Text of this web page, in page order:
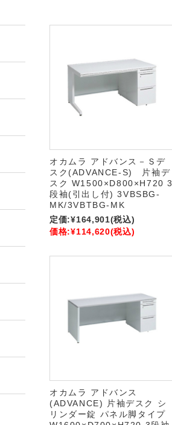
オカムラ アドバンス－Ｓデ
スク(ADVANCE-S) 片袖デ
スク W1500×D800×H720 3
段袖(引出し付) 3VBSBG-
MK/3VBTBG-MK
定価:¥164,901(税込)
価格:¥114,620(税込)
オカムラ アドバンス
(ADVANCE) 片袖デスク シ
リンダー錠 パネル脚タイプ